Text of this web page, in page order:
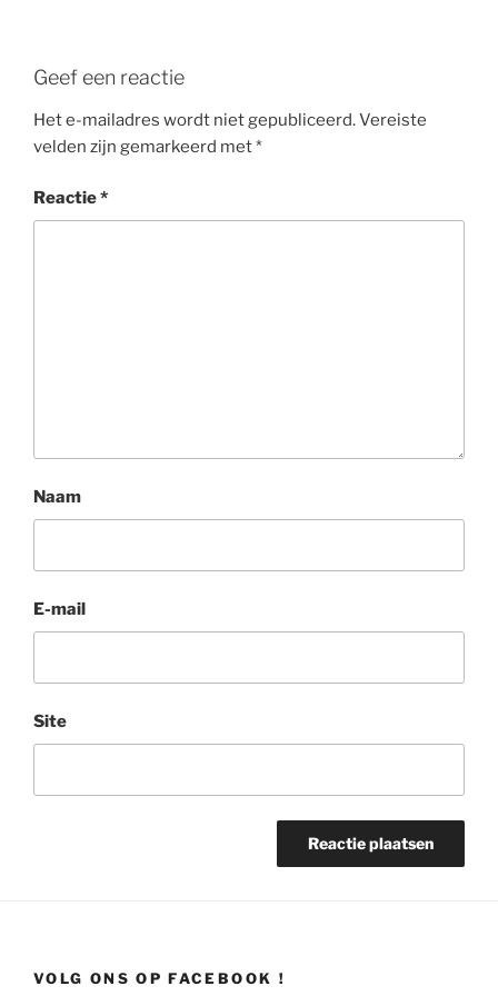
Geef een reactie
Het e-mailadres wordt niet gepubliceerd.Vereiste
velden zijn gemarkeerd met*
Reactie*
Naam
E-mail
Site
VOLG ONS OP FACEBOOK !